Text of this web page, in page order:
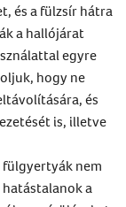
és a fülzsír hátra
a hallójárat
egyre
hogy ne
, és
is, illetve
fülgyertyák nem
a